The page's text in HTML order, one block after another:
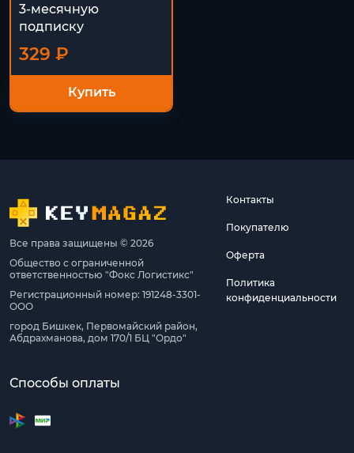
3-месячную
подписку
329 ₽
Купить
Все права защищены © 2026
Общество с ограниченной
ответственностью "Фокс Логистикс"
Регистрационный номер: 191248-3301-
ООО
город Бишкек, Первомайский район,
Абдрахманова, дом 170/1 БЦ "Ордо"
Контакты
Покупателю
Оферта
Политика
конфиденциальности
Способы оплаты